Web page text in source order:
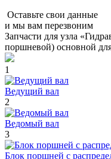
Оставьте свои данные
и мы вам перезвоним
Запчасти для узла
поршневой) основной
1
Ведущий вал
2
Ведомый вал
3
Блок поршней c